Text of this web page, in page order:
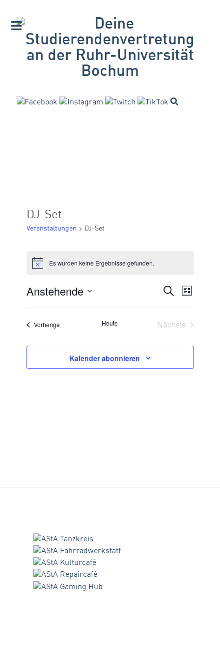
DJ-Set
Veranstaltungen DJ-Set
HinweisEs wurden keine Ergebnisse gefunden.
SUCHE
UND
Suche
Liste
Anstehende
VorherigeVeranstaltungenHeute Nächste
Kalender abonnieren